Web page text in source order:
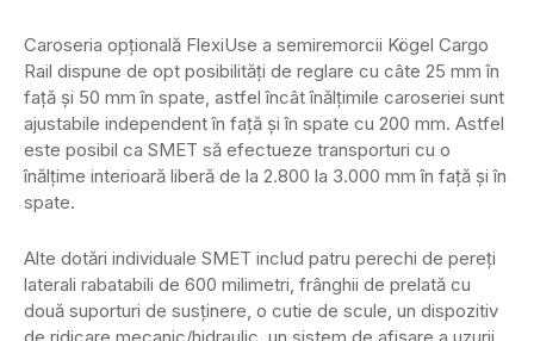
Caroseria opțională FlexiUse a semiremorcii Kögel Cargo
Rail dispune de opt posibilități de reglare cu câte 25 mm în
față și 50 mm în spate, astfel încât înălțimile caroseriei sunt
ajustabile independent în față și în spate cu 200 mm. Astfel
este posibil ca SMET să efectueze transporturi cu o
înălțime interioară liberă de la 2.800 la 3.000 mm în față și în
spate.
Alte dotări individuale SMET includ patru perechi de pereți
laterali rabatabili de 600 milimetri, frânghii de prelată cu
două suporturi de susținere, o cutie de scule, un dispozitiv